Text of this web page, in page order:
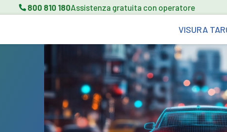
800 810 180Assistenza gratuita con operatore
VISURA